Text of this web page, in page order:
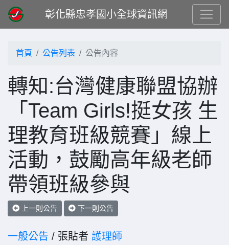
彰化縣忠孝國小全球資訊網
首頁 公告列表 公告內容
轉知:台灣健康聯盟協辦
「Team Girls!挺女孩 生
理教育班級競賽」線上
活動，鼓勵高年級老師
帶領班級參與
上一則公告 下一則公告
一般公告 / 張貼者 護理師